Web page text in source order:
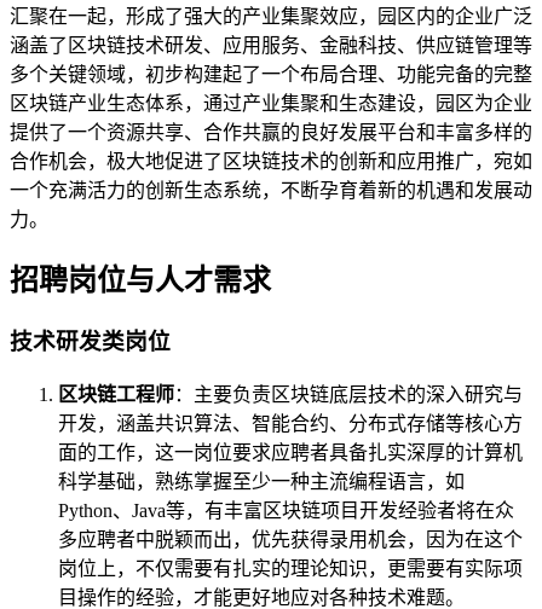
汇聚在一起，形成了强大的产业集聚效应，园区内的企业广泛
涵盖了区块链技术研发、应用服务、金融科技、供应链管理等
多个关键领域，初步构建起了一个布局合理、功能完备的完整
区块链产业生态体系，通过产业集聚和生态建设，园区为企业
提供了一个资源共享、合作共赢的良好发展平台和丰富多样的
合作机会，极大地促进了区块链技术的创新和应用推广，宛如
一个充满活力的创新生态系统，不断孕育着新的机遇和发展动
力。
招聘岗位与人才需求
技术研发类岗位
区块链工程师：主要负责区块链底层技术的深入研究与
开发，涵盖共识算法、智能合约、分布式存储等核心方
面的工作，这一岗位要求应聘者具备扎实深厚的计算机
科学基础，熟练掌握至少一种主流编程语言，如
Python、Java等，有丰富区块链项目开发经验者将在众
多应聘者中脱颖而出，优先获得录用机会，因为在这个
岗位上，不仅需要有扎实的理论知识，更需要有实际项
目操作的经验，才能更好地应对各种技术难题。